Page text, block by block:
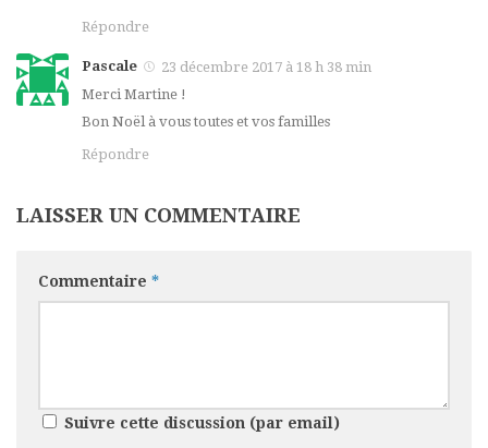
Répondre
Pascale
23 décembre 2017 à 18 h 38 min
Merci Martine !
Bon Noël à vous toutes et vos familles
Répondre
LAISSER UN COMMENTAIRE
Commentaire *
Suivre cette discussion (par email)